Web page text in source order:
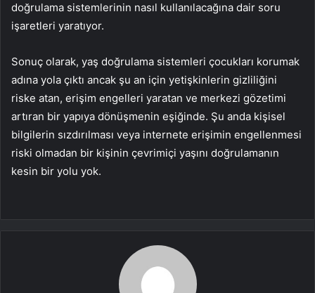
doğrulama sistemlerinin nasıl kullanılacağına dair soru
işaretleri yaratıyor.
Sonuç olarak, yaş doğrulama sistemleri çocukları korumak
adına yola çıktı ancak şu an için yetişkinlerin gizliliğini
riske atan, erişim engelleri yaratan ve merkezi gözetimi
artıran bir yapıya dönüşmenin eşiğinde. Şu anda kişisel
bilgilerin sızdırılması veya internete erişimin engellenmesi
riski olmadan bir kişinin çevrimiçi yaşını doğrulamanın
kesin bir yolu yok.